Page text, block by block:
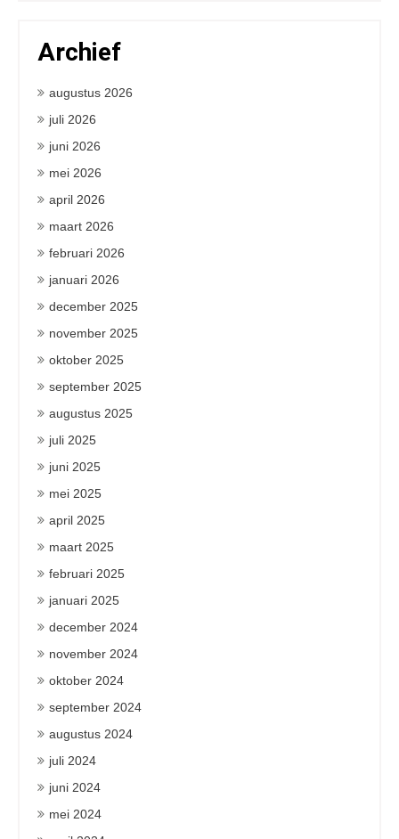
Archief
augustus 2026
juli 2026
juni 2026
mei 2026
april 2026
maart 2026
februari 2026
januari 2026
december 2025
november 2025
oktober 2025
september 2025
augustus 2025
juli 2025
juni 2025
mei 2025
april 2025
maart 2025
februari 2025
januari 2025
december 2024
november 2024
oktober 2024
september 2024
augustus 2024
juli 2024
juni 2024
mei 2024